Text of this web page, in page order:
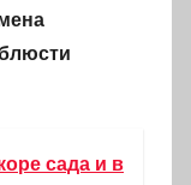
сада и в